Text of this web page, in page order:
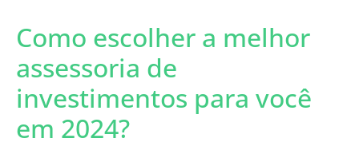
Como escolher a melhor
assessoria de
investimentos para você
em 2024?